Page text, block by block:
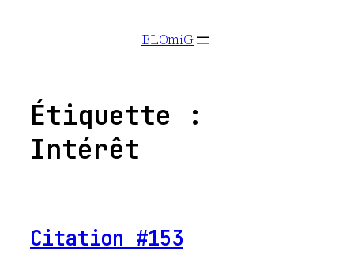
BLOmiG
Étiquette :
Intérêt
Citation #153